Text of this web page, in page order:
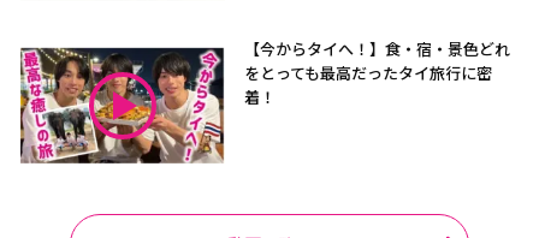
【今からタイへ！】食・宿・景色どれ
をとっても最高だったタイ旅行に密
着！